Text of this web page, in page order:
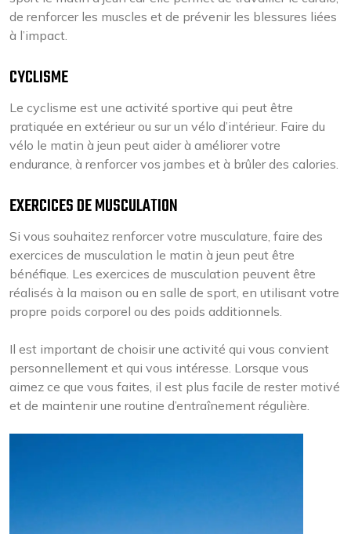
de renforcer les muscles et de prévenir les blessures liées
à l’impact.
CYCLISME
Le cyclisme est une activité sportive qui peut être
pratiquée en extérieur ou sur un vélo d’intérieur. Faire du
vélo le matin à jeun peut aider à améliorer votre
endurance, à renforcer vos jambes et à brûler des calories.
EXERCICES DE MUSCULATION
Si vous souhaitez renforcer votre musculature, faire des
exercices de musculation le matin à jeun peut être
bénéfique. Les exercices de musculation peuvent être
réalisés à la maison ou en salle de sport, en utilisant votre
propre poids corporel ou des poids additionnels.
Il est important de choisir une activité qui vous convient
personnellement et qui vous intéresse. Lorsque vous
aimez ce que vous faites, il est plus facile de rester motivé
et de maintenir une routine d’entraînement régulière.